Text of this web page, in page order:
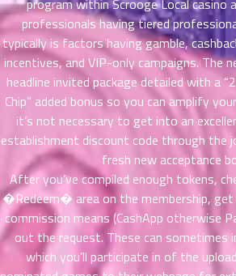
program within Scrooge Local casino
professionals having tiered
typically is factors having gamble,
incentives, and VIP-only campaigns. The
headline invited package detailed with a
Chip” added bonus so you can amplify
it’s not necessary to get into an
establishment discount code through the
fresh new acceptance
After you’ve compiled enough tokens,
�Redeem� area on the membership,
commission means (CashApp otherwise
out the request. These can sometimes
which you’ll participate in of the
17
ตอน
ที่
ม
18
ตอน
ที่
19
ตอน
ที่
ม
20
ตอน